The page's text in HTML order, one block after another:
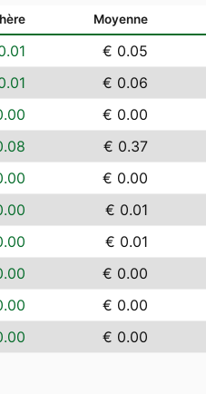
Moyenne
€ 0.05
€ 0.06
€ 0.00
€ 0.37
€ 0.00
€ 0.01
€ 0.01
€ 0.00
€ 0.00
€ 0.00